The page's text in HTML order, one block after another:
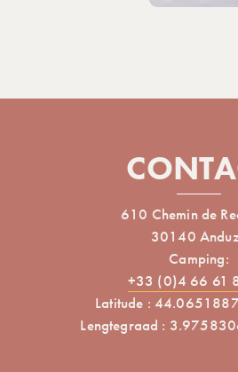
610 Chemin de
30140
Camping:
+33 (0)4 66 61
Latitude :
Lengtegraad :